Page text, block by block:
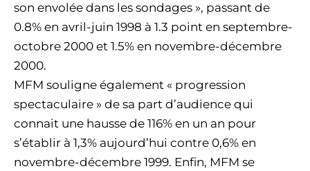
son envolée dans les sondages », passant de
0.8% en avril-juin 1998 à 1.3 point en septembre-
octobre 2000 et 1.5% en novembre-décembre
2000.
MFM souligne également « progression
spectaculaire » de sa part d’audience qui
connait une hausse de 116% en un an pour
s’établir à 1,3% aujourd’hui contre 0,6% en
novembre-décembre 1999. Enfin, MFM se